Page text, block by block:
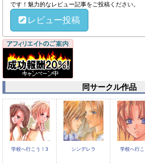
です！魅力的なレビュー記事をご投稿ください。
レビュー投稿
同サークル作品
学校へ行こう！3 シンデレラ 学校へ行こ